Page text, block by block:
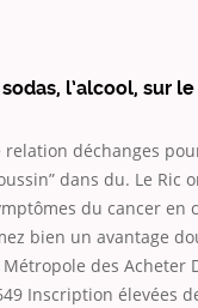
l’alcool, sur
déchanges
dans du. Le Ric
du cancer en
bien un avantage
des Acheter
Inscription élevées